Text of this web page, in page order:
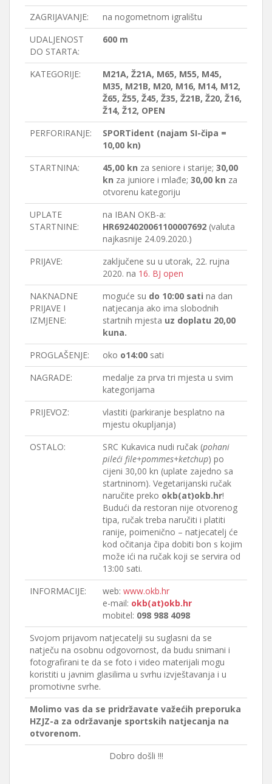
ZAGRIJAVANJE:
na nogometnom igralištu
UDALJENOST
DO STARTA:
600 m
KATEGORIJE:
M21A, Ž21A, M65, M55, M45,
M35, M21B, M20, M16, M14, M12,
Ž65, Ž55, Ž45, Ž35, Ž21B, Ž20, Ž16,
Ž14, Ž12, OPEN
PERFORIRANJE:
SPORTident (najam SI-čipa =
10,00 kn)
STARTNINA:
45,00 kn za seniore i starije; 30,00
kn za juniore i mlađe; 30,00 kn za
otvorenu kategoriju
UPLATE
STARTNINE:
na IBAN OKB-a:
HR6924020061100007692 (valuta
najkasnije 24.09.2020.)
PRIJAVE:
zaključene su u utorak, 22. rujna
2020. na 16. BJ open
NAKNADNE
PRIJAVE I
IZMJENE:
moguće su do 10:00 sati na dan
natjecanja ako ima slobodnih
startnih mjesta uz doplatu 20,00
kuna.
PROGLAŠENJE:
oko o14:00 sati
NAGRADE:
medalje za prva tri mjesta u svim
kategorijama
PRIJEVOZ:
vlastiti (parkiranje besplatno na
mjestu okupljanja)
OSTALO:
SRC Kukavica nudi ručak (pohani
pileći file+pommes+ketchup) po
cijeni 30,00 kn (uplate zajedno sa
startninom). Vegetarijanski ručak
naručite preko okb(at)okb.hr!
Budući da restoran nije otvorenog
tipa, ručak treba naručiti i platiti
ranije, poimenično – natjecatelj će
kod očitanja čipa dobiti bon s kojim
može ići na ručak koji se servira od
13:00 sati.
INFORMACIJE:
web: www.okb.hr
e-mail: okb(at)okb.hr
mobitel: 098 988 4098
Svojom prijavom natjecatelji su suglasni da se
natječu na osobnu odgovornost, da budu snimani i
fotografirani te da se foto i video materijali mogu
koristiti u javnim glasilima u svrhu izvještavanja i u
promotivne svrhe.
Molimo vas da se pridržavate važećih preporuka
HZJZ-a za održavanje sportskih natjecanja na
otvorenom.
Dobro došli !!!